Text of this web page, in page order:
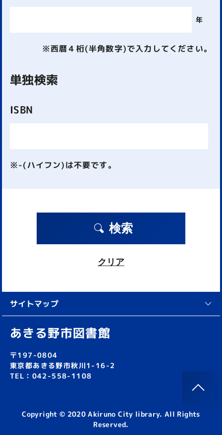
年
※西暦４桁(半角数字)で入力してください。
単独検索
ISBN
※-(ハイフン)は不要です。
検索
クリア
サイトマップ
あきる野市図書館
〒197-0804
東京都あきる野市秋川1-16-2
TEL：042-558-1108
Copyright © 2020 Akiruno City library. All Rights
Reserved.